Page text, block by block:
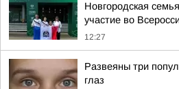
Новгородская
участие во
12:27
Развеяны три
глаз